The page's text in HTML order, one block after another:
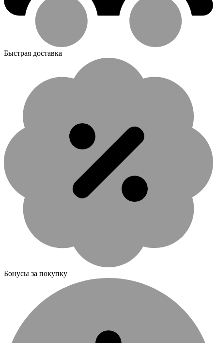
Быстрая доставка
Бонусы за покупку